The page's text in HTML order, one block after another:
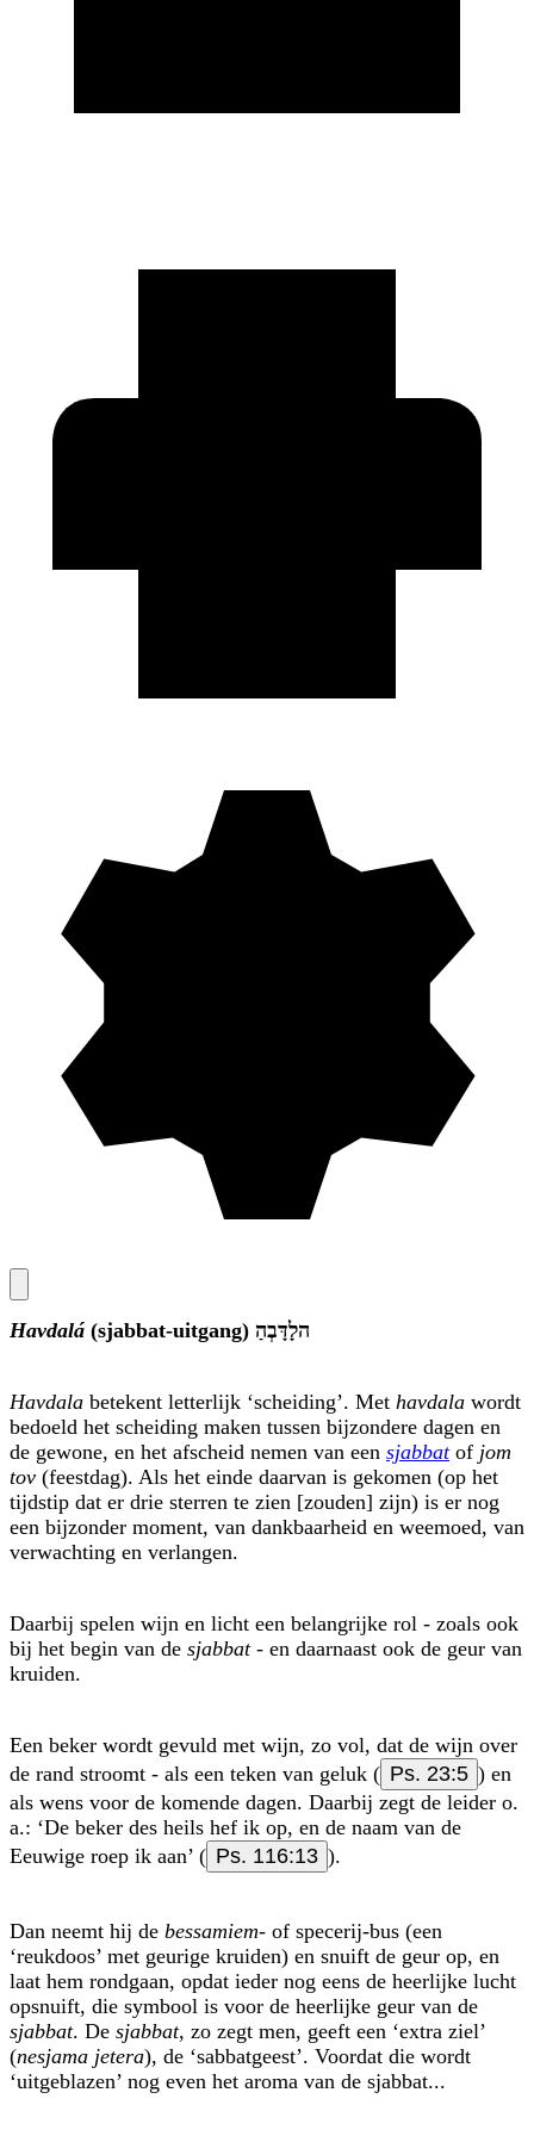
Havdalá (sjabbat-uitgang) הַבְדָּלָה
Havdala betekent letterlijk ‘scheiding’. Met havdala wordt
bedoeld het scheiding maken tussen bijzondere dagen en
de gewone, en het afscheid nemen van een sjabbatof jom
tov (feestdag). Als het einde daarvan is gekomen (op het
tijdstip dat er drie sterren te zien [zouden] zijn) is er nog
een bijzonder moment, van dankbaarheid en weemoed, van
verwachting en verlangen.
Daarbij spelen wijn en licht een belangrijke rol - zoals ook
bij het begin van de sjabbat- en daarnaast ook de geur van
kruiden.
Een beker wordt gevuld met wijn, zo vol, dat de wijn over
de rand stroomt - als een teken van geluk ( Ps. 23:5 ) en
als wens voor de komende dagen. Daarbij zegt de leider o.
a.: ‘De beker des heils hef ik op, en de naam van de
Eeuwige roep ik aan’ ( Ps. 116:13 ).
Dan neemt hij de bessamiem- of specerij-bus (een
‘reukdoos’ met geurige kruiden) en snuift de geur op, en
laat hem rondgaan, opdat ieder nog eens de heerlijke lucht
opsnuift, die symbool is voor de heerlijke geur van de
sjabbat. De sjabbat, zo zegt men, geeft een ‘extra ziel’
(nesjama jetera), de ‘sabbatgeest’. Voordat die wordt
‘uitgeblazen’ nog even het aroma van de sjabbat...